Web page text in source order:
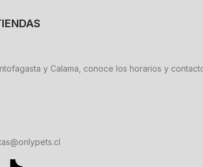
y Calama, conoce los horarios y